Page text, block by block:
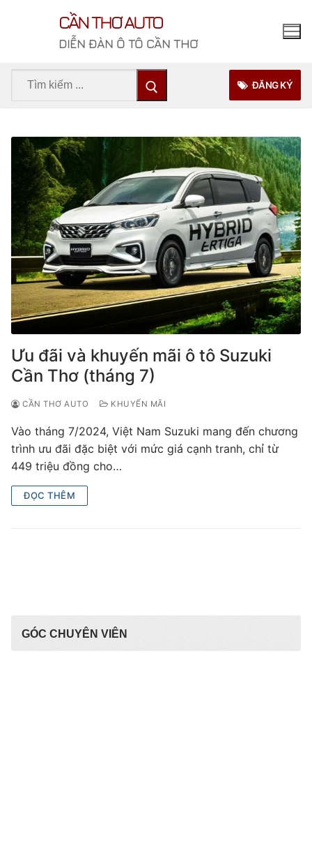
CẦN THƠ AUTO
DIỄN ĐÀN Ô TÔ CẦN THƠ
Tìm
ĐĂNG KÝ
Ưu đãi và khuyến mãi ô tô Suzuki
Cần Thơ (tháng 7)
CẦN THƠ AUTO KHUYẾN MÃI
Vào tháng 7/2024, Việt Nam Suzuki mang đến chương
trình ưu đãi đặc biệt với mức giá cạnh tranh, chỉ từ
449 triệu đồng cho…
ĐỌC THÊM
GÓC CHUYÊN VIÊN